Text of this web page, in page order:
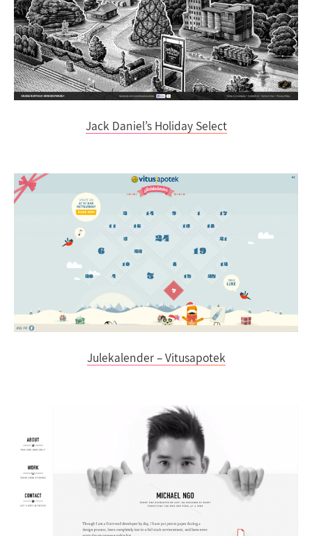
Jack Daniel’s Holiday Select
Julekalender – Vitusapotek